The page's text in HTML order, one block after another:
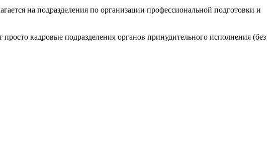
на подразделения по организации профессиональной подготовки и
кадровые подразделения органов принудительного исполнения (без